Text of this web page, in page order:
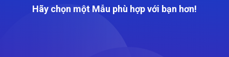
Hãy chọn một Mẫu phù hợp với bạn hơn!